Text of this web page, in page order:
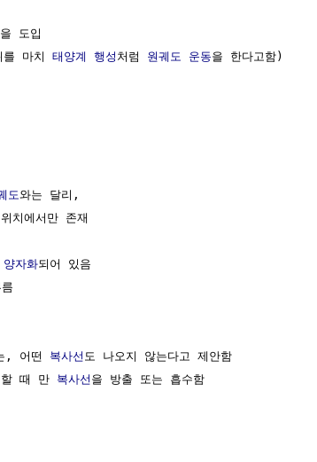
도입
를 마치 태양계 행성 처럼 원궤도 운동을 한다고함)
도와는 달리,
치에서만 존재
양자화되어 있음
, 어떤 복사선 도 나오지 않는다고 제안함
할 때 만 복사선 을 방출 또는 흡수함